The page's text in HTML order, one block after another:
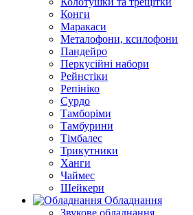
Конги
Маракаси
Металофони, ксилофони
Пандейро
Перкусійні набори
Рейнстіки
Репініко
Сурдо
Тамборіми
Тамбурини
Тімбалес
Трикутники
Ханги
Чаймес
Шейкери
Обладнання
Звукове обладнання